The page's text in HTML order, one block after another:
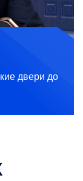
двери до